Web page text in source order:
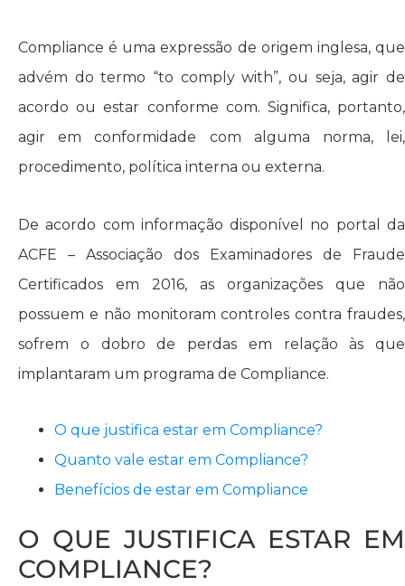
Compliance é uma expressão de origem inglesa, que
advém do termo “to comply with”, ou seja, agir de
acordo ou estar conforme com. Significa, portanto,
agir em conformidade com alguma norma, lei,
procedimento, política interna ou externa.
De acordo com informação disponível no portal da
ACFE – Associação dos Examinadores de Fraude
Certificados em 2016, as organizações que não
possuem e não monitoram controles contra fraudes,
sofrem o dobro de perdas em relação às que
implantaram um programa de Compliance.
O que justifica estar em Compliance?
Quanto vale estar em Compliance?
Benefícios de estar em Compliance
O QUE JUSTIFICA ESTAR EM
COMPLIANCE?